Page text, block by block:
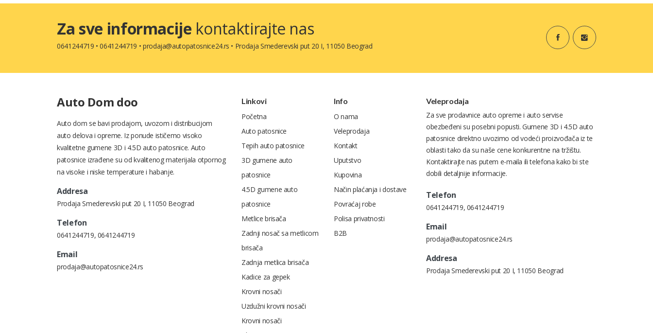
Za sve informacije kontaktirajte nas
0641244719 •0641244719 • prodaja@autopatosnice24.rs • Prodaja Smederevski put 20 I, 11050 Beograd
Auto Dom doo
Auto dom se bavi prodajom, uvozom i distribucijom
auto delova i opreme. Iz ponude ističemo visoko
kvalitetne gumene 3D i 4.5D auto patosnice. Auto
patosnice izrađene su od kvalitenog materijala otpornog
na visoke i niske temperature i habanje.
Addresa
Prodaja Smederevski put 20 I, 11050 Beograd
Telefon
0641244719, 0641244719
Email
prodaja@autopatosnice24.rs
Linkovi
Početna
Auto patosnice
Tepih auto patosnice
3D gumene auto
patosnice
4.5D gumene auto
patosnice
Metlice brisača
Zadnji nosač sa metlicom
brisača
Zadnja metlica brisača
Kadice za gepek
Krovni nosači
Uzdužni krovni nosači
Krovni nosači
Info
O nama
Veleprodaja
Kontakt
Uputstvo
Kupovina
Način plaćanja i dostave
Povraćaj robe
Polisa privatnosti
B2B
Veleprodaja
Za sve prodavnice auto opreme i auto servise
obezbeđeni su posebni popusti. Gumene 3D i 4.5D auto
patosnice direktno uvozimo od vodeći proizvođača iz te
oblasti tako da su naše cene konkurentne na tržištu.
Kontaktirajte nas putem e-maila ili telefona kako bi ste
dobili detaljnije informacije.
Telefon
0641244719, 0641244719
Email
prodaja@autopatosnice24.rs
Addresa
Prodaja Smederevski put 20 I, 11050 Beograd